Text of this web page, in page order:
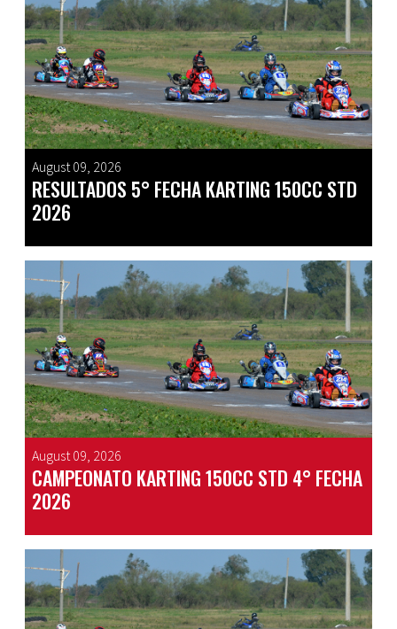
August 09, 2026
RESULTADOS 5° FECHA KARTING 150CC STD
2026
August 09, 2026
CAMPEONATO KARTING 150CC STD 4° FECHA
2026